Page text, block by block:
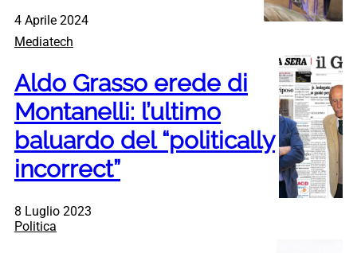
4 Aprile 2024
Mediatech
Aldo Grasso erede di
Montanelli: l’ultimo
baluardo del “politically
incorrect”
8 Luglio 2023
Politica